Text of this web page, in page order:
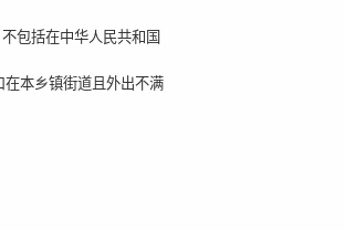
包括在中华人民共和国
本乡镇街道且外出不满